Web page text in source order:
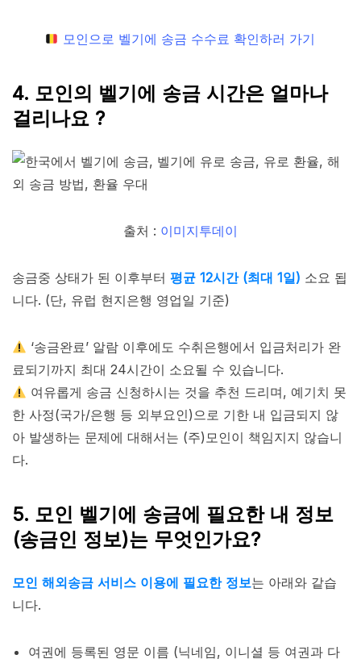
모인으로 벨기에 송금 수수료 확인하러 가기
4. 모인의 벨기에 송금 시간은 얼마나
걸리나요 ?
출처 : 이미지투데이
송금중 상태가 된 이후부터 평균 12시간 (최대 1일) 소요 됩
니다. (단, 유럽 현지은행 영업일 기준)
‘송금완료’ 알람 이후에도 수취은행에서 입금처리가 완
료되기까지 최대 24시간이 소요될 수 있습니다.
여유롭게 송금 신청하시는 것을 추천 드리며, 예기치 못
한 사정(국가/은행 등 외부요인)으로 기한 내 입금되지 않
아 발생하는 문제에 대해서는 (주)모인이 책임지지 않습니
다.
5. 모인 벨기에 송금에 필요한 내 정보
(송금인 정보)는 무엇인가요?
모인 해외송금 서비스 이용에 필요한 정보는 아래와 같습
니다.
여권에 등록된 영문 이름 (닉네임, 이니셜 등 여권과 다